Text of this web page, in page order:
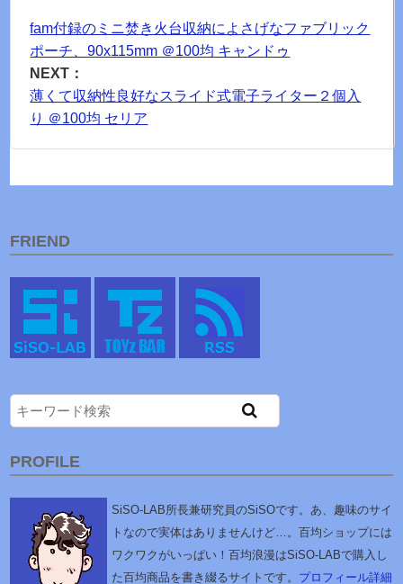
fam付録のミニ焚き火台収納によさげなファブリック
ポーチ、90x115mm ＠100均 キャンドゥ
NEXT：
薄くて収納性良好なスライド式電子ライター２個入
り ＠100均 セリア
FRIEND
PROFILE
SiSO-LAB所長兼研究員のSiSOです。あ、趣味のサイ
トなので実体はありませんけど…。百均ショップには
ワクワクがいっぱい！百均浪漫はSiSO-LABで購入し
た百均商品を書き綴るサイトです。 プロフィール詳細